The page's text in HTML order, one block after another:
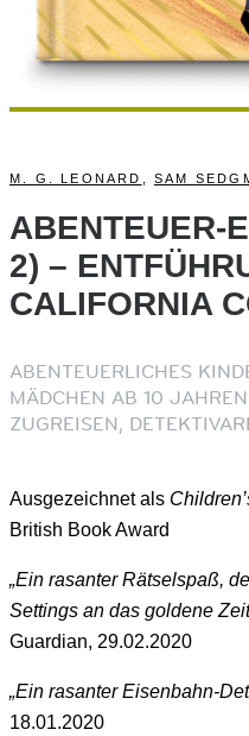
M. G. LEONARD ,SAM
ABENTEUER-
2) –
CALIFORNIA
ABENTEUERLICHES
MÄDCHEN AB 10
ZUGREISEN,
Ausgezeichnet als
British Book Award
„Ein rasanter Rätselspaß,
Settings an das goldene
Guardian, 29.02.2020
„Ein rasanter Eisenbahn-
18.01.2020